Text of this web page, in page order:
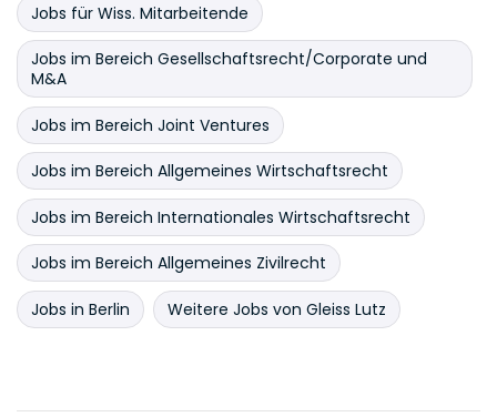
Jobs für Wiss. Mitarbeitende
Jobs im Bereich Gesellschaftsrecht/Corporate und
M&A
Jobs im Bereich Joint Ventures
Jobs im Bereich Allgemeines Wirtschaftsrecht
Jobs im Bereich Internationales Wirtschaftsrecht
Jobs im Bereich Allgemeines Zivilrecht
Jobs in Berlin Weitere Jobs von Gleiss Lutz